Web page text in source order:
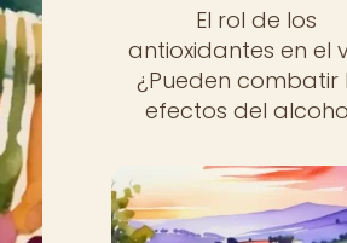
El rol de los
antioxidantes en el
¿Pueden combatir
efectos del